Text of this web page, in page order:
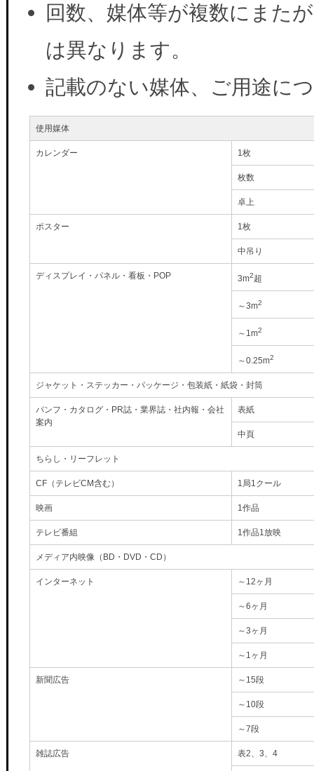
回数、媒体等が複数にまた
は異なります。
記載のない媒体、ご用途に
使用媒体
カレンダー 1枚
枚数
卓上
ポスター 1枚
中吊り
ディスプレイ・パネル・看板・POP 3m2超
～3m2
～1m2
～0.25m2
ジャケット・ステッカー・パッケージ・包装紙・紙袋・封筒
パンフ・カタログ・PR誌・業界誌・社内報・会社
案内
表紙
中頁
ちらし・リーフレット
CF（テレビCM含む） 1局1クール
映画 1作品
テレビ番組 1作品1放映
メディア内映像（BD・DVD・CD）
インターネット ～12ヶ月
～6ヶ月
～3ヶ月
～1ヶ月
新聞広告 ～15段
～10段
～7段
雑誌広告 表2、3、4